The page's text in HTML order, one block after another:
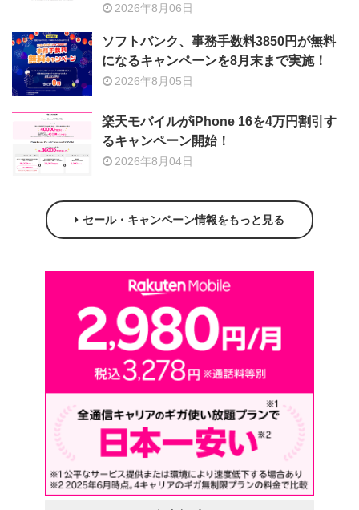
2026年8月06日
ソフトバンク、事務手数料3850円が無料
になるキャンペーンを8月末まで実施！
2026年8月05日
楽天モバイルがiPhone 16を4万円割引す
るキャンペーン開始！
2026年8月04日
セール・キャンペーン情報をもっと見る